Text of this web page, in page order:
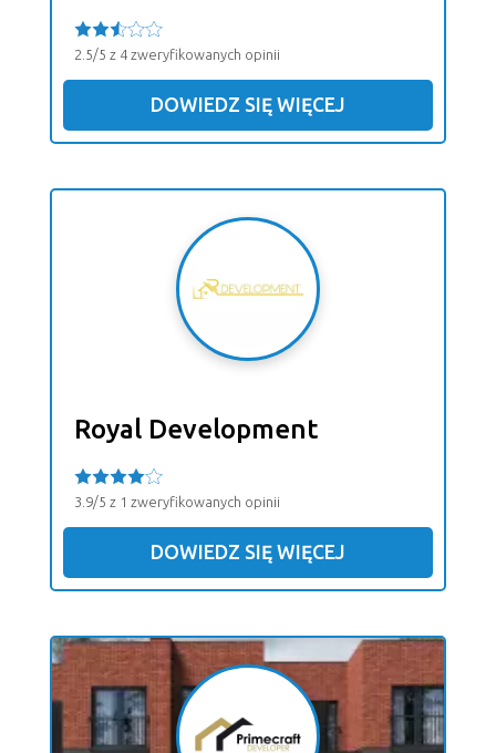
2.5/5 z 4 zweryfikowanych opinii
DOWIEDZ SIĘ WIĘCEJ
Royal Development
3.9/5 z 1 zweryfikowanych opinii
DOWIEDZ SIĘ WIĘCEJ